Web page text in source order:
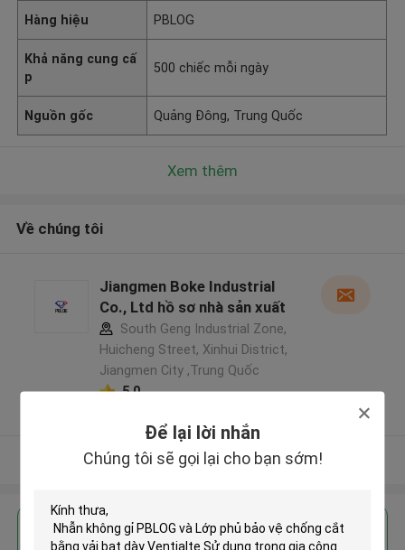
Để lại lời nhắn
Chúng tôi sẽ gọi lại cho bạn sớm!
Hàng hiệu PBLOG
Khả năng cung cấ
p
500 chiếc mỗi ngày
Nguồn gốc Quảng Đông, Trung Quốc
Xem thêm
Về chúng tôi
Jiangmen Boke Industrial
Co., Ltd hồ sơ nhà sản xuất
South Geng Industrial Zone,
Huicheng Street, Xinhui District,
Jiangmen City ,Trung Quốc
5.0
Xem thêm
Nhận giá tốt nhất cho